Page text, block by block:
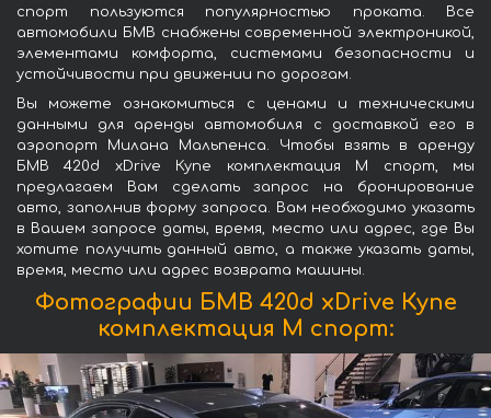
спорт пользуются популярностью проката. Все
автомобили БМВ снабжены современной электроникой,
элементами комфорта, системами безопасности и
устойчивости при движении по дорогам.
Вы можете ознакомиться с ценами и техническими
данными для аренды автомобиля с доставкой его в
аэропорт Милана Мальпенса. Чтобы взять в аренду
БМВ 420d xDrive Купе комплектация М спорт, мы
предлагаем Вам сделать запрос на бронирование
авто, заполнив форму запроса. Вам необходимо указать
в Вашем запросе даты, время, место или адрес, где Вы
хотите получить данный авто, а также указать даты,
время, место или адрес возврата машины.
Фотографии БМВ 420d xDrive Купе
комплектация М спорт: